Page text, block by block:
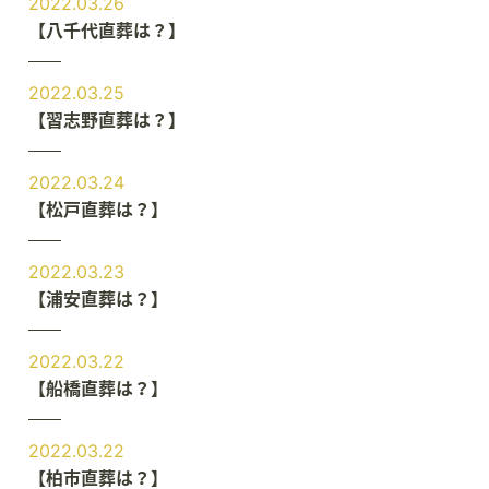
【八千代直葬は？】
2022.03.25
【習志野直葬は？】
2022.03.24
【松戸直葬は？】
2022.03.23
【浦安直葬は？】
2022.03.22
【船橋直葬は？】
2022.03.22
【柏市直葬は？】